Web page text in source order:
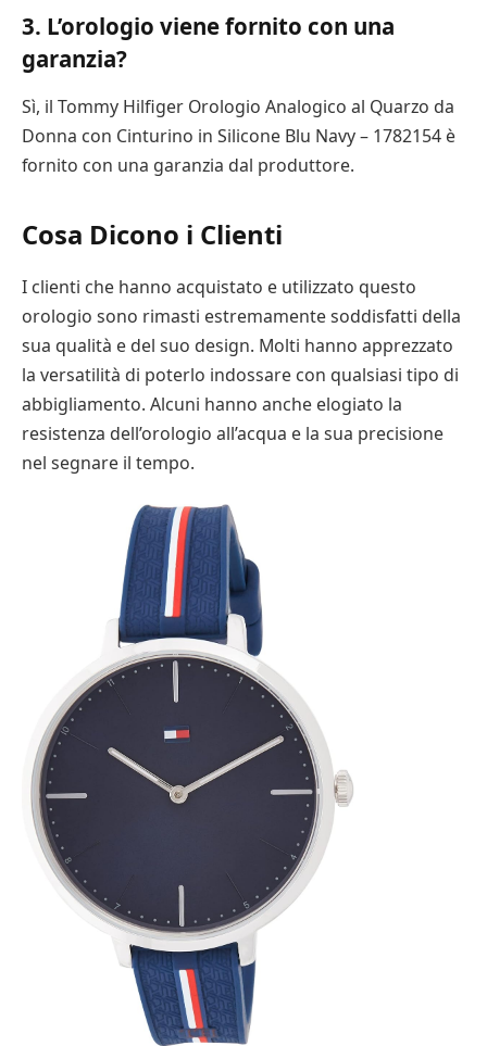
3. L’orologio viene fornito con una
garanzia?
Sì, il Tommy Hilfiger Orologio Analogico al Quarzo da
Donna con Cinturino in Silicone Blu Navy – 1782154 è
fornito con una garanzia dal produttore.
Cosa Dicono i Clienti
I clienti che hanno acquistato e utilizzato questo
orologio sono rimasti estremamente soddisfatti della
sua qualità e del suo design. Molti hanno apprezzato
la versatilità di poterlo indossare con qualsiasi tipo di
abbigliamento. Alcuni hanno anche elogiato la
resistenza dell’orologio all’acqua e la sua precisione
nel segnare il tempo.